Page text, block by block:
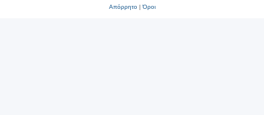
Απόρρητο|Όροι